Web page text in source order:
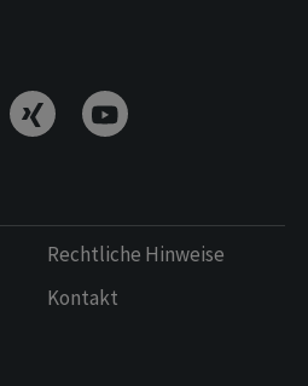
Rechtliche Hinweise
Kontakt